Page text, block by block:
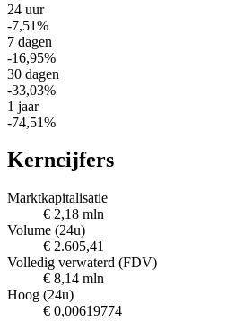
24 uur
-7,51%
7 dagen
-16,95%
30 dagen
-33,03%
1 jaar
-74,51%
Kerncijfers
Marktkapitalisatie
€ 2,18 mln
Volume (24u)
€ 2.605,41
Volledig verwaterd (FDV)
€ 8,14 mln
Hoog (24u)
€ 0,00619774